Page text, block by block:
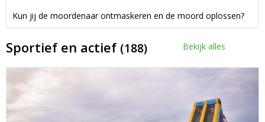
Kun jij de moordenaar ontmaskeren en de moord oplossen?
Sportief en actief (188) Bekijk alles